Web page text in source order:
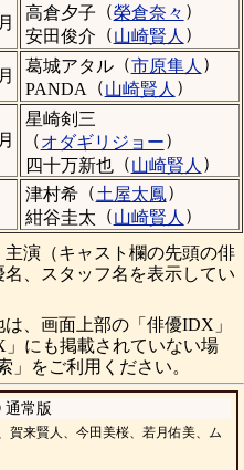
高倉夕子 （榮倉奈々 ）
安田俊介 （山崎賢人 ）
葛城アタル（市原隼人 ）
PANDA （山崎賢人 ）
星崎剣三
（オダギリジョー）
四十万新也 （山崎賢人 ）
津村希（土屋太鳳）
紺谷圭太 （山崎賢人 ）
演（キャスト欄の先頭の俳
、スタッフ名を表示してい
、画面上部の「俳優IDX」
にも掲載されていない場
」をご利用ください。
通常版
賀来賢人、今田美桜、若月佑美、ム